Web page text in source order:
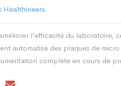
Healthineers
l’efficacité du laboratoire,
automatisé des plaques de
complète en cours de